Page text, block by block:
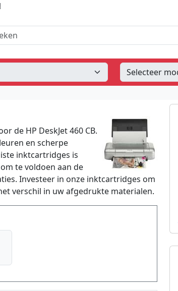
de HP DeskJet 460 CB.
en scherpe
inktcartridges is
te voldoen aan de
Investeer in onze inktcartridges om
verschil in uw afgedrukte materialen.